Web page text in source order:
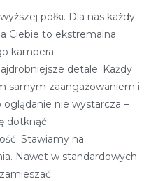
półki. Dla nas każdy
Ciebie to ekstremalna
kampera.
detale. Każdy
samym zaangażowaniem i
oglądanie nie wystarcza –
dotknąć.
Stawiamy na
Nawet w standardowych